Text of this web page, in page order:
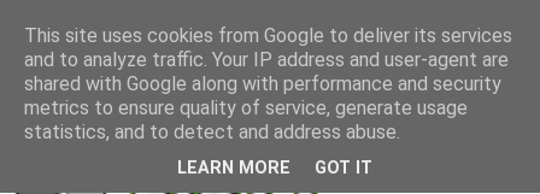
This site uses cookies from Google to deliver its services
and to analyze traffic. Your IP address and user-agent are
shared with Google along with performance and security
metrics to ensure quality of service, generate usage
statistics, and to detect and address abuse.
LEARN MORE GOT IT